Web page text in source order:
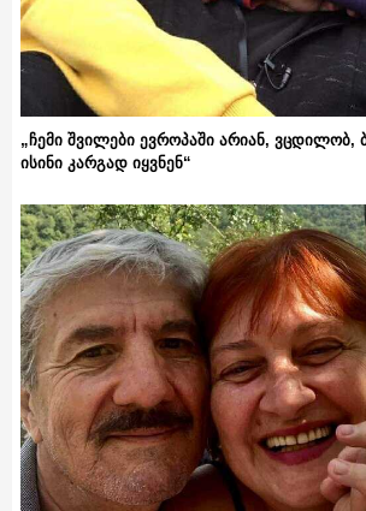
„ჩემი შვილები ევროპაში არიან, ვცდილობ,
ისინი კარგად იყვნენ“